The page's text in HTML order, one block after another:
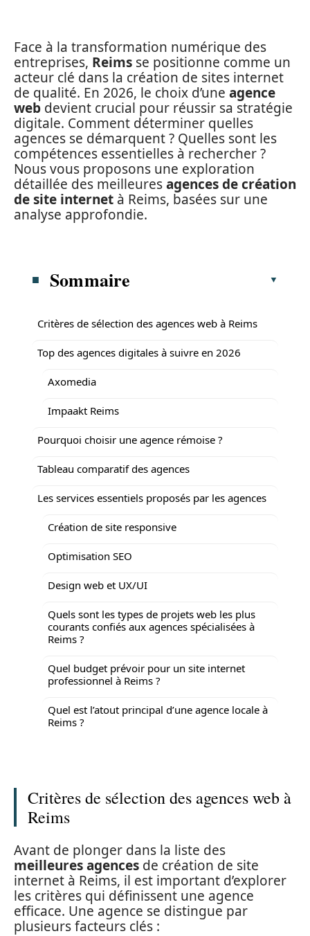
Face à la transformation numérique des
entreprises, Reims se positionne comme un
acteur clé dans la création de sites internet
de qualité. En 2026, le choix d’une agence
web devient crucial pour réussir sa stratégie
digitale. Comment déterminer quelles
agences se démarquent ? Quelles sont les
compétences essentielles à rechercher ?
Nous vous proposons une exploration
détaillée des meilleuresagences de création
de site internet à Reims, basées sur une
analyse approfondie.
Sommaire
Critères de sélection des agences web à Reims
Top des agences digitales à suivre en 2026
Axomedia
Impaakt Reims
Pourquoi choisir une agence rémoise ?
Tableau comparatif des agences
Les services essentiels proposés par les agences
Création de site responsive
Optimisation SEO
Design web et UX/UI
Quels sont les types de projets web les plus
courants confiés aux agences spécialisées à
Reims ?
Quel budget prévoir pour un site internet
professionnel à Reims ?
Quel est l’atout principal d’une agence locale à
Reims ?
Critères de sélection des agences web à
Reims
Avant de plonger dans la liste des
meilleures agences de création de site
internet à Reims, il est important d’explorer
les critères qui définissent une agence
efficace. Une agence se distingue par
plusieurs facteurs clés :